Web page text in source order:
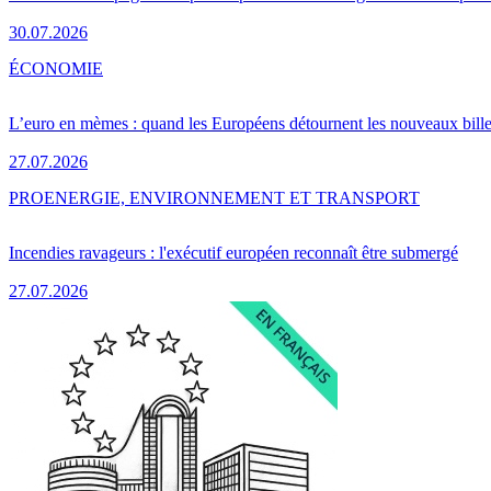
30.07.2026
L’euro en mèmes : quand les Européens détournent les nouveaux
27.07.2026
ÉCONOMIE
Incendies ravageurs : l'exécutif européen reconnaît être submergé
27.07.2026
PROENERGIE, ENVIRONNEMENT ET TRANSPORT